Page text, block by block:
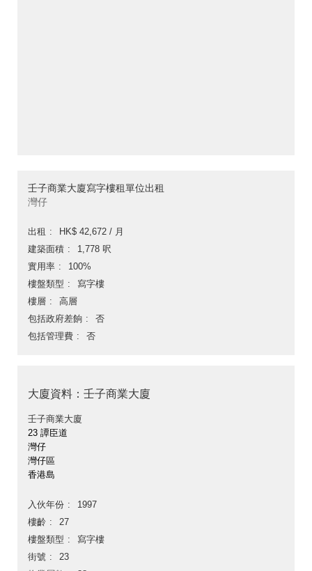
壬子商業大廈寫字樓租單位出租
灣仔
出租
HK$ 42,672 / 月
建築面積
1,778 呎
實用率
100%
樓盤類型
寫字樓
樓層
高層
包括政府差餉
否
包括管理費
否
大廈資料：壬子商業大廈
壬子商業大廈
23 譚臣道
灣仔
灣仔區
香港島
入伙年份
1997
樓齡
27
樓盤類型
寫字樓
街號
23